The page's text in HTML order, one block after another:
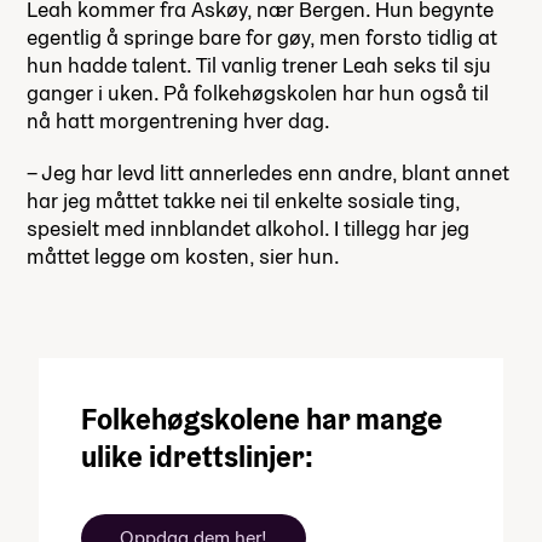
Leah kommer fra Askøy, nær Bergen. Hun begynte
egentlig å springe bare for gøy, men forsto tidlig at
hun hadde talent. Til vanlig trener Leah seks til sju
ganger i uken. På folkehøgskolen har hun også til
nå hatt morgentrening hver dag.
– Jeg har levd litt annerledes enn andre, blant annet
har jeg måttet takke nei til enkelte sosiale ting,
spesielt med innblandet alkohol. I tillegg har jeg
måttet legge om kosten, sier hun.
Folkehøgskolene har mange
ulike idrettslinjer: